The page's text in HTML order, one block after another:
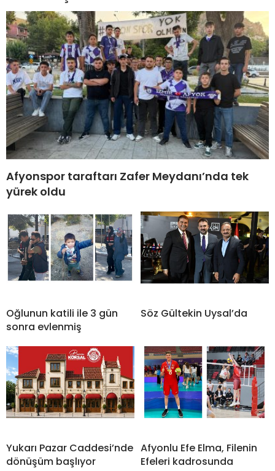
Afyonspor taraftarı Zafer Meydanı’nda tek
yürek oldu
Oğlunun katili ile 3 gün
sonra evlenmiş
Söz Gültekin Uysal’da
Yukarı Pazar Caddesi’nde
dönüşüm başlıyor
Afyonlu Efe Elma, Filenin
Efeleri kadrosunda